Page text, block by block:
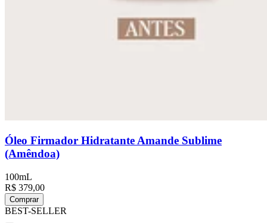
Óleo Firmador Hidratante Amande Sublime
(Amêndoa)
100mL
R$ 379,00
Comprar
BEST-SELLER